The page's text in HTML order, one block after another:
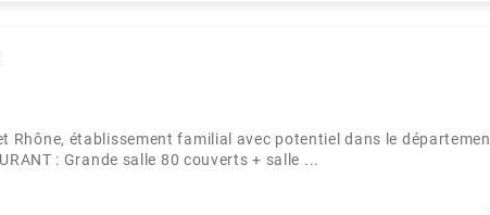
Rhône, établissement familial avec potentiel dans le
: Grande salle 80 couverts + salle ...